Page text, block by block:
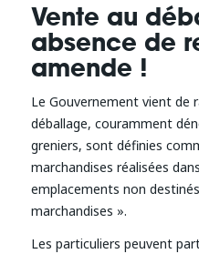
Vente au
absence de
amende !
Le Gouvernement vient de
déballage, couramment
greniers, sont définies
marchandises réalisées
emplacements non
marchandises ».
Les particuliers peuvent